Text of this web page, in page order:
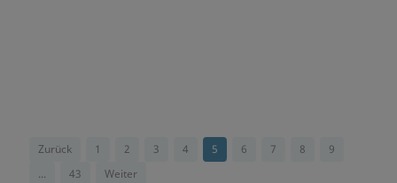
Zurück 1 2 3 4 5 6 7 8
9
...
43 Weiter